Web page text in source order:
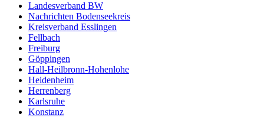
Landesverband BW
Nachrichten Bodenseekreis
Kreisverband Esslingen
Fellbach
Freiburg
Göppingen
Hall-Heilbronn-Hohenlohe
Heidenheim
Herrenberg
Karlsruhe
Konstanz